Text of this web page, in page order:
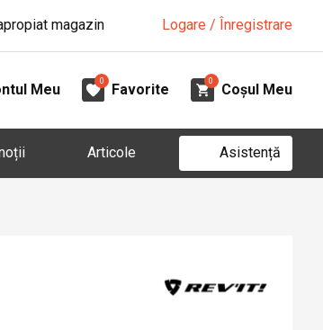
magazin Logare / Înregistrare
Meu
0
Favorite
0
Coșul Meu
Articole Asistență